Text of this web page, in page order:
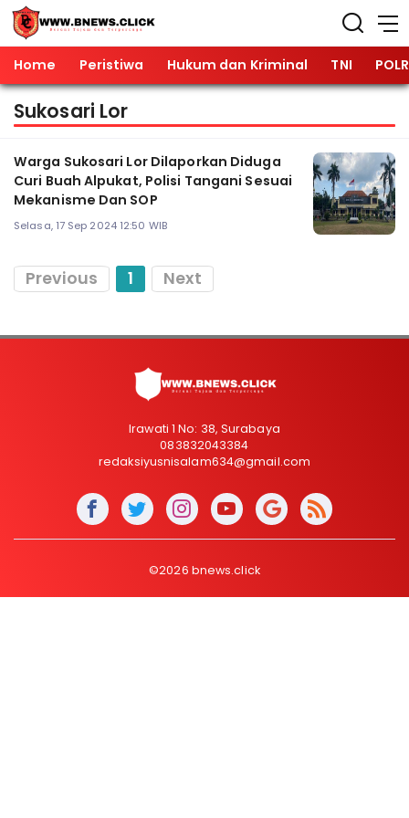
Home Peristiwa Hukum dan Kriminal TNI
Sukosari Lor
Warga Sukosari Lor Dilaporkan Diduga
Curi Buah Alpukat, Polisi Tangani Sesuai
Mekanisme Dan SOP
Selasa, 17 Sep 2024 12:50 WIB
Previous 1 Next
Irawati 1 No: 38, Surabaya
083832043384
redaksiyusnisalam634@gmail.com
©2026 bnews.click